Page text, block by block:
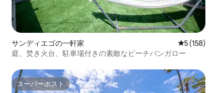
サンディエゴの一軒家 レビュー
5 (158)
庭、焚き火台、駐車場付きの素敵なビーチバンガロー
スーパーホスト
スーパーホスト